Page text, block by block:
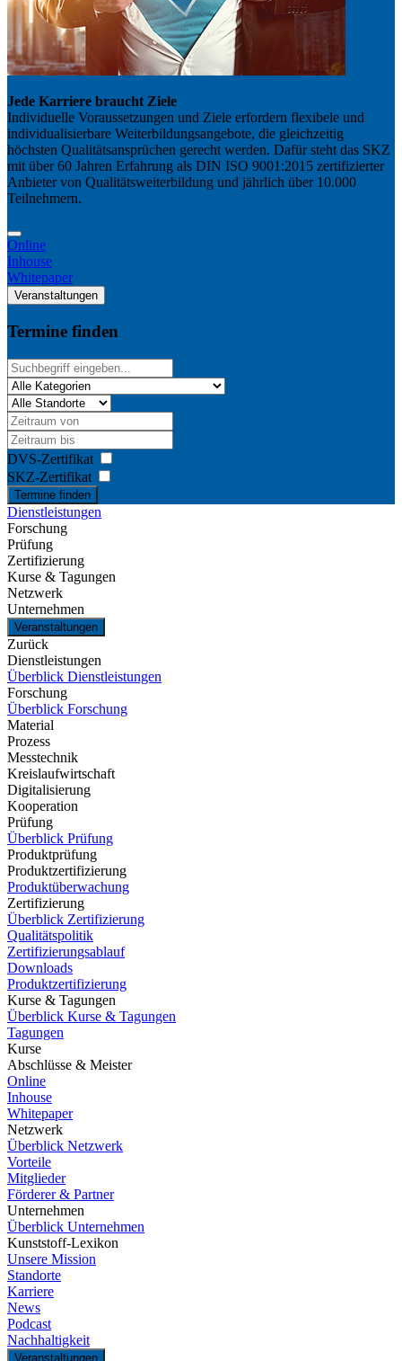
Jede Karriere braucht Ziele
Individuelle Voraussetzungen und Ziele erfordern flexibele und
individualisierbare Weiterbildungsangebote, die gleichzeitig
höchsten Qualitätsansprüchen gerecht werden. Dafür steht das SKZ
mit über 60 Jahren Erfahrung als DIN ISO 9001:2015 zertifizierter
Anbieter von Qualitätsweiterbildung und jährlich über 10.000
Teilnehmern.
Online
Inhouse
Whitepaper
Veranstaltungen
Termine finden
DVS-Zertifikat
SKZ-Zertifikat
Termine finden
Dienstleistungen
Forschung
Prüfung
Zertifizierung
Kurse & Tagungen
Netzwerk
Unternehmen
Veranstaltungen
Zurück
Dienstleistungen
Überblick Dienstleistungen
Forschung
Überblick Forschung
Material
Prozess
Messtechnik
Kreislaufwirtschaft
Digitalisierung
Kooperation
Prüfung
Überblick Prüfung
Produktprüfung
Produktzertifizierung
Produktüberwachung
Zertifizierung
Überblick Zertifizierung
Qualitätspolitik
Zertifizierungsablauf
Downloads
Produktzertifizierung
Kurse & Tagungen
Überblick Kurse & Tagungen
Tagungen
Kurse
Abschlüsse & Meister
Online
Inhouse
Whitepaper
Netzwerk
Überblick Netzwerk
Vorteile
Mitglieder
Förderer & Partner
Unternehmen
Überblick Unternehmen
Kunststoff-Lexikon
Unsere Mission
Standorte
Karriere
News
Podcast
Nachhaltigkeit
Veranstaltungen